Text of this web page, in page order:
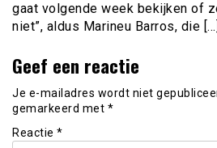
gaat volgende week bekijken of
niet”, aldus Marineu Barros, die […]
Geef een reactie
Je e-mailadres wordt niet
gemarkeerd met *
Reactie *